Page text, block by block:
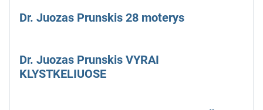
Dr. Juozas Prunskis 28 moterys
Dr. Juozas Prunskis VYRAI
KLYSTKELIUOSE